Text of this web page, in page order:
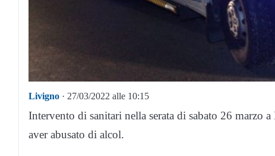
Livigno · 27/03/2022 alle 10:15
Intervento di sanitari nella serata di sabato 26 marzo
aver abusato di alcol.